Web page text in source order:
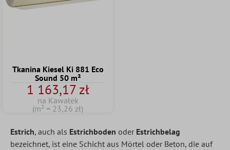
Tkanina Kiesel Ki 881 Eco
Sound 50 m²
1 163,17 zł
na Kawałek
(m² = 23,26 zł)
Estrich, auch als Estrichboden oder Estrichbelag
bezeichnet, ist eine Schicht aus Mörtel oder Beton, die auf